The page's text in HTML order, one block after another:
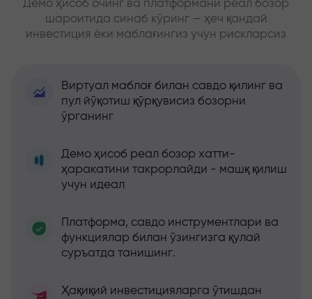
Демо ҳисоб очинг ва платформани реал бозор
шароитида синаб кўринг — ҳеч қандай
инвестиция ёки маблағингиз учун рискларсиз
Виртуал маблағ билан савдо қилинг ва
пул йўқотиш қўрқувисиз бозорни
ўрганинг
Демо ҳисоб реал бозор хатти-
ҳаракатини такрорлайди - машқ қилиш
учун идеал
Платформа, савдо инструментлари ва
функциялар билан ўзингизга қулай
суръатда танишинг.
Ҳақиқий инвестицияларга ўтишдан